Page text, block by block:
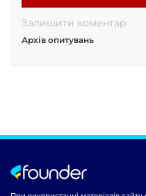
Залишити коментар
Архів опитувань